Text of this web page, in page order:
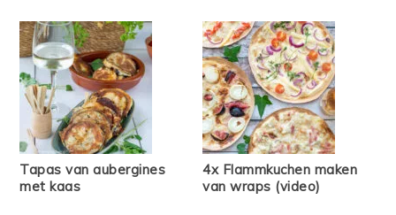
Tapas van aubergines
met kaas
4x Flammkuchen maken
van wraps (video)